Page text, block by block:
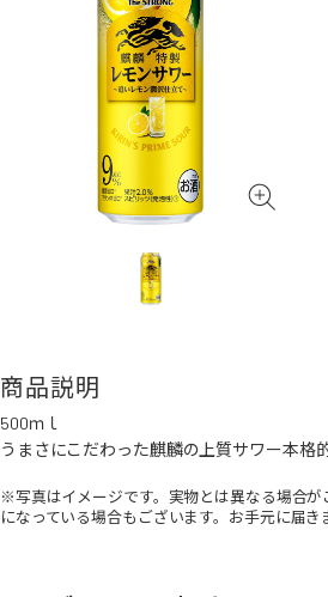
商品説明
500ｍｌ
うまさにこだわった麒麟の上質サワー本格
※写真はイメージです。実物とは異なる場合
になっている場合もございます。お手元に届